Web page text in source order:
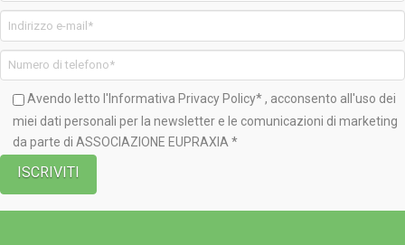
Avendo letto l'Informativa Privacy Policy*, acconsento all'uso dei
miei dati personali per la newsletter e le comunicazioni di marketing
da parte di ASSOCIAZIONE EUPRAXIA *